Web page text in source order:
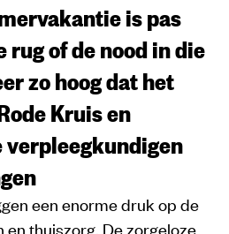
is pas
of de nood in die
zo hoog dat het
Kruis en
verpleegkundigen
een enorme druk op de
thuiszorg. De zorgeloze